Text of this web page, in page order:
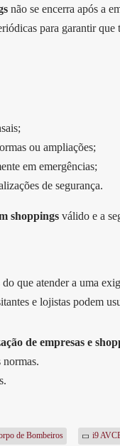
não se encerra após a
para garantir
ou ampliações;
em emergências;
de segurança.
shoppings válido e a
do que atender a uma
e lojistas podem
de empresas e
normas.
de Bombeiros i9